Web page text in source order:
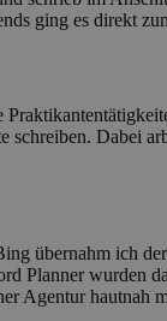
ging es direkt
Dabei
übernahm ich
Planner wurden
Agentur hautnah